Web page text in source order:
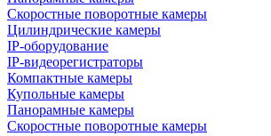
Скоростные поворотные камеры
Цилиндрические камеры
IP-оборудование
IP-видеорегистраторы
Компактные камеры
Купольные камеры
Панорамные камеры
Скоростные поворотные камеры